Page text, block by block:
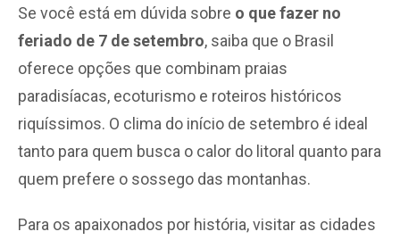
Se você está em dúvida sobre o que fazer no
feriado de 7 de setembro, saiba que o Brasil
oferece opções que combinam praias
paradisíacas, ecoturismo e roteiros históricos
riquíssimos. O clima do início de setembro é ideal
tanto para quem busca o calor do litoral quanto para
quem prefere o sossego das montanhas.
Para os apaixonados por história, visitar as cidades